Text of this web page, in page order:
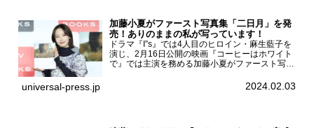
加藤小夏がファースト写真集「二日月」を発
売！ありのままの私が写っています！
ドラマ『I”s』では4人目のヒロイン・麻生藍子を
演じ、2月16日公開の映画『コーヒーはホワイト
で』では主演を務める加藤小夏がファースト写真
記念イベントをHMV＆BOOKS SHIBUYAで開催
universal-press.jp 2024.02.03